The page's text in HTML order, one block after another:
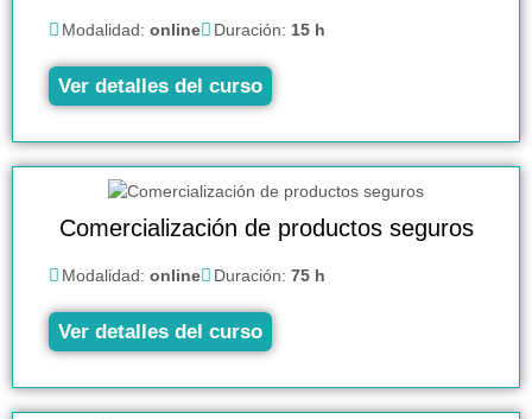
Modalidad: online Duración: 15 h
Ver detalles del curso
Comercialización de productos seguros
Modalidad: online Duración: 75 h
Ver detalles del curso